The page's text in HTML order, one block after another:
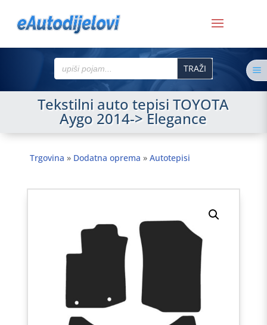
Search
for:
Tekstilni auto tepisi TOYOTA
Aygo 2014-> Elegance
Trgovina » Dodatna oprema » Autotepisi
a